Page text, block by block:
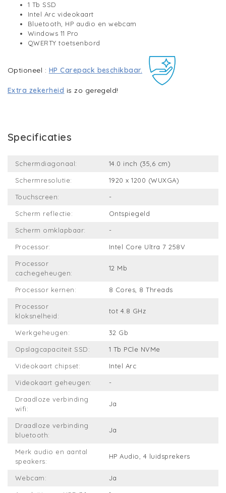
1 Tb SSD
Intel Arc videokaart
Bluetooth, HP audio en webcam
Windows 11 Pro
QWERTY toetsenbord
Optioneel : HP Carepack beschikbaar.
Extra zekerheid is zo geregeld!
Specificaties
Schermdiagonaal: 14.0 inch (35,6 cm)
Schermresolutie: 1920 x 1200 (WUXGA)
Touchscreen: -
Scherm reflectie: Ontspiegeld
Scherm omklapbaar: -
Processor: Intel Core Ultra 7 258V
Processor
cachegeheugen:
12 Mb
Processor kernen: 8 Cores, 8 Threads
Processor
kloksnelheid:
tot 4.8 GHz
Werkgeheugen: 32 Gb
Opslagcapaciteit SSD: 1 Tb PCle NVMe
Videokaart chipset: Intel Arc
Videokaart geheugen: -
Draadloze verbinding
wifi:
Ja
Draadloze verbinding
bluetooth:
Ja
Merk audio en aantal
speakers:
HP Audio, 4 luidsprekers
Webcam: Ja